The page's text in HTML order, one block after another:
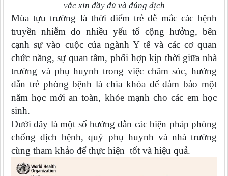
vắc xin đầy đủ và đúng dịch
Mùa tựu trường là thời điểm trẻ dễ mắc các bệnh
truyền nhiễm do nhiều yếu tố cộng hưởng, bên
cạnh sự vào cuộc của ngành Y tế và các cơ quan
chức năng, sự quan tâm, phối hợp kịp thời giữa nhà
trường và phụ huynh trong việc chăm sóc, hướng
dẫn trẻ phòng bệnh là chìa khóa để đảm bảo một
năm học mới an toàn, khỏe mạnh cho các em học
sinh.
Dưới đây là một số hướng dẫn các biện pháp phòng
chống dịch bệnh, quý phụ huynh và nhà trường
cùng tham khảo để thực hiện tốt và hiệu quả.